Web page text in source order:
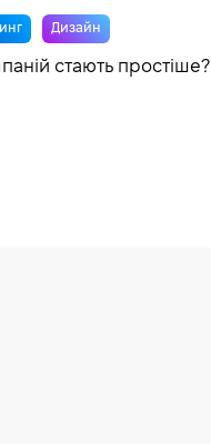
Дизайн
стають простіше?